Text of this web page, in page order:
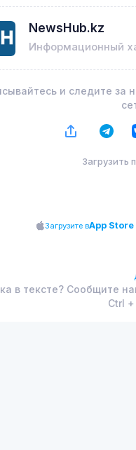
NewsHub.kz
Информационный
и следите за
Загрузить
Загрузите вApp Store
в тексте? Сообщите
Ctrl